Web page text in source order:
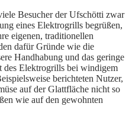
Besucher der Ufschötti zwar
eines Elektrogrills begrüßen,
eigenen, traditionellen
dafür Gründe wie die
Handhabung und das geringe
des Elektrogrills bei windigem
berichteten Nutzer,
auf der Glattfläche nicht so
wie auf den gewohnten